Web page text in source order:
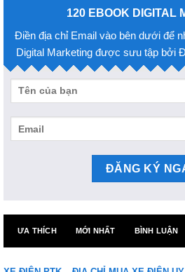
120 EBOOK DIGITAL
Điền địa chỉ Email vào bên dưới để
Digital Marketing được sưu tập bởi
ƯA THÍCH MỚI NHẤT BÌNH LUẬN